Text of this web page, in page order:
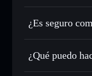
¿Es seguro
Money God One
¿Qué puedo
Money God